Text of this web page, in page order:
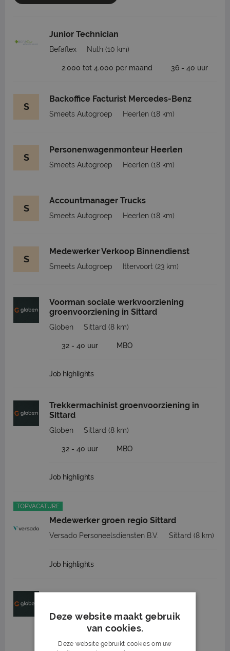
Junior Technician
Befaflex Nuth (10 km)
2.000 tot 4.000 per maand 36 - 40 uur
S
Backoffice Facturist Mercedes-Benz
Smeets Autogroep Heerlen (18 km)
S
Personenwagenmonteur Heerlen
Smeets Autogroep Heerlen (18 km)
S
Accountmanager Trucks
Smeets Autogroep Heerlen (18 km)
S
Medewerker Verkoop Binnendienst
Smeets Autogroep Ittervoort (23 km)
Voorman sociale werkvoorziening
groenvoorziening in Sittard
Globen Sittard (8 km)
32 - 40 uur MBO
Job highlights
Trekkermachinist groenvoorziening in
Sittard
Globen Sittard (8 km)
32 - 40 uur MBO
Job highlights
TOPVACATURE
Medewerker groen regio Sittard
Versado Personeelsdiensten B.V. Sittard (8 km)
Job highlights
Stratenmaker regio Sittard
Sittard
32 - 40 uur MBO
Deze website maakt gebruik
van cookies.
Deze website gebruikt cookies om uw